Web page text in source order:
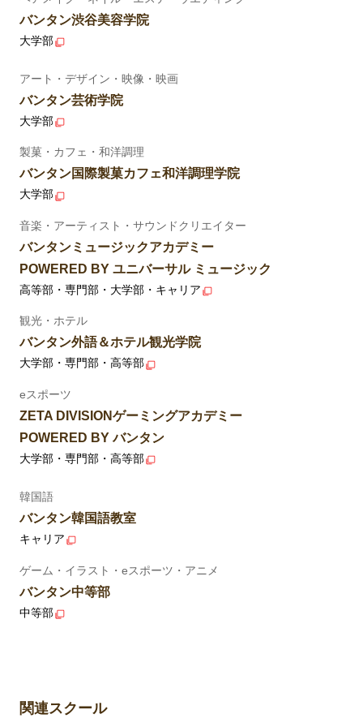
バンタン渋谷美容学院
大学部
アート・デザイン・映像・映画
バンタン芸術学院
大学部
製菓・カフェ・和洋調理
バンタン国際製菓カフェ和洋調理学院
大学部
音楽・アーティスト・サウンドクリエイター
バンタンミュージックアカデミー
POWERED BY ユニバーサル ミュージック
高等部・専門部・大学部・キャリア
観光・ホテル
バンタン外語＆ホテル観光学院
大学部・専門部・高等部
eスポーツ
ZETA DIVISIONゲーミングアカデミー
POWERED BY バンタン
大学部・専門部・高等部
韓国語
バンタン韓国語教室
キャリア
ゲーム・イラスト・eスポーツ・アニメ
バンタン中等部
中等部
関連スクール